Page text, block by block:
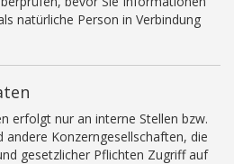
natürliche Person in Verbindung
erfolgt nur an interne Stellen bzw.
Konzerngesellschaften, die
gesetzlicher Pflichten Zugriff auf